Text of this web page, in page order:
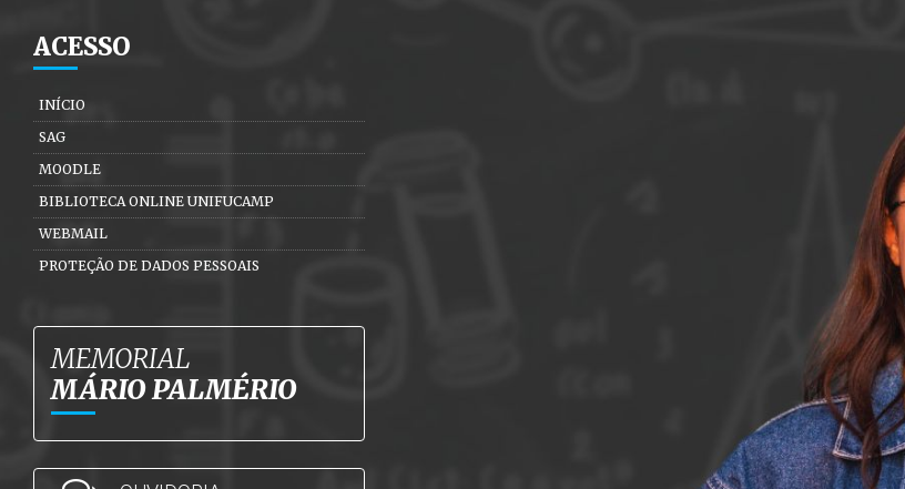
ACESSO
INÍCIO
SAG
MOODLE
BIBLIOTECA ONLINE UNIFUCAMP
WEBMAIL
PROTEÇÃO DE DADOS PESSOAIS
MEMORIAL
MÁRIO PALMÉRIO